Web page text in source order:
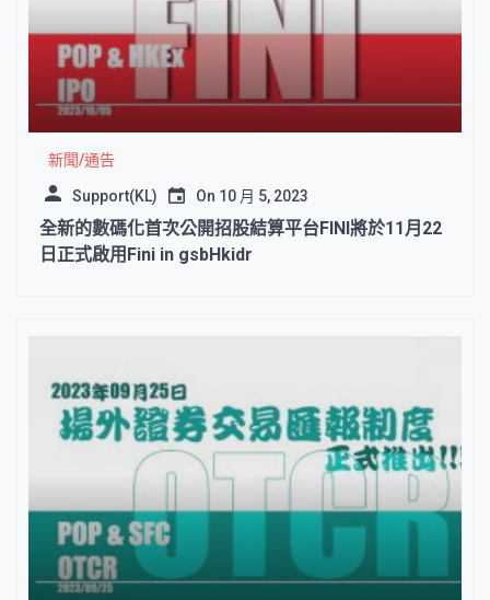
新聞/通告
Support(KL) On 10 月 5, 2023
全新的數碼化首次公開招股結算平台FINI將於11月22
日正式啟用Fini in gsbHkidr